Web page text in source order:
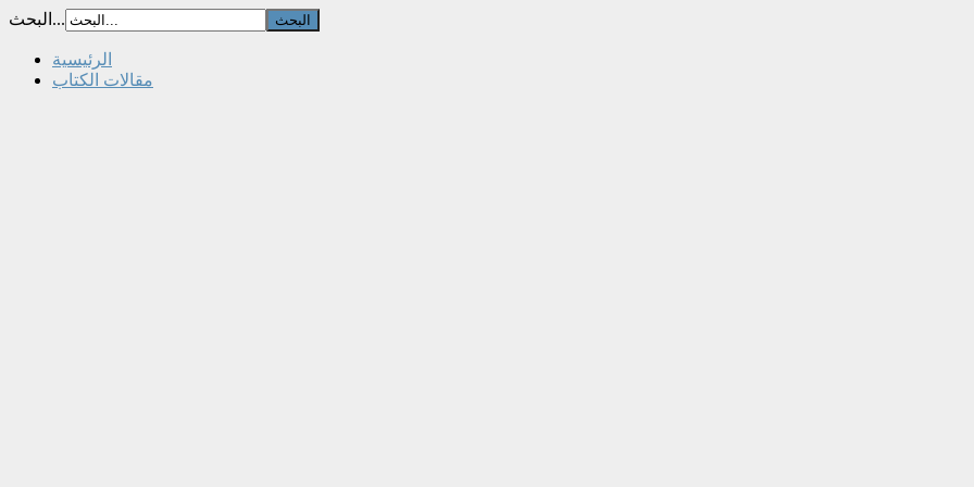
البحث...
الرئيسية
مقالات الكتاب